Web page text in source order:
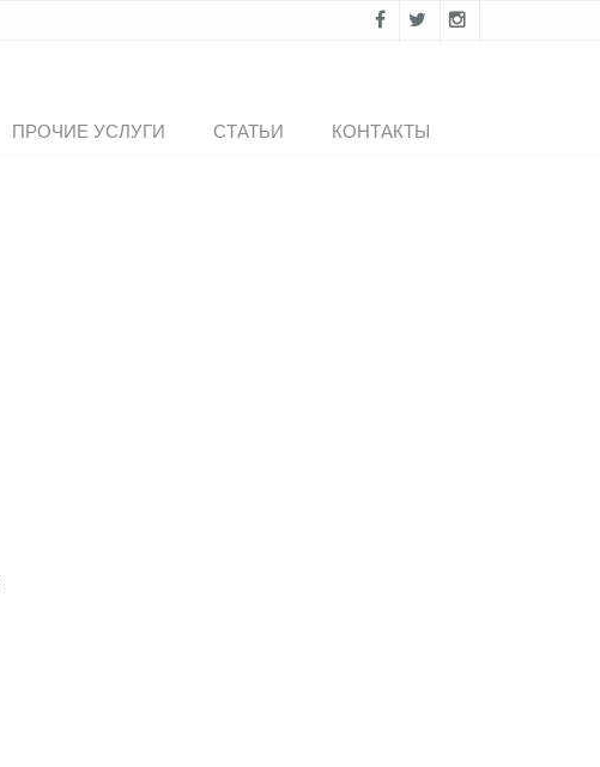
ПРОЧИЕ УСЛУГИ СТАТЬИ КОНТАКТЫ